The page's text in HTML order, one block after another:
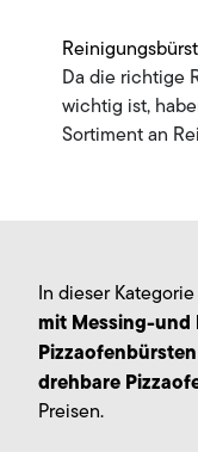
Da die richtige
wichtig ist,
Sortiment an
In dieser
mit Messing-und
drehbare
Preisen.